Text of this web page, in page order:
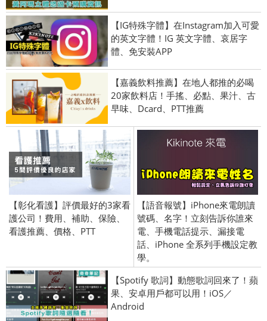
【IG特殊字體】在Instagram加入可愛
的英文字體！IG 英文字體、哀居字
體、免安裝APP
【嘉義飲料推薦】在地人都推的必喝
20家飲料店！手搖、必點、果汁、古
早味、Dcard、PTT推薦
【彰化看護】評價最好的3家看
護公司！費用、補助、保險、
看護推薦、價格、PTT
【語音報號】iPhone來電朗讀
號碼、名字！立刻告訴你誰來
電、手機電話提示、漏接電
話、iPhone 全系列手機設定教
學。
【Spotify 歌詞】動態歌詞回來了！蘋
果、安卓用戶都可以用！iOS／
Android